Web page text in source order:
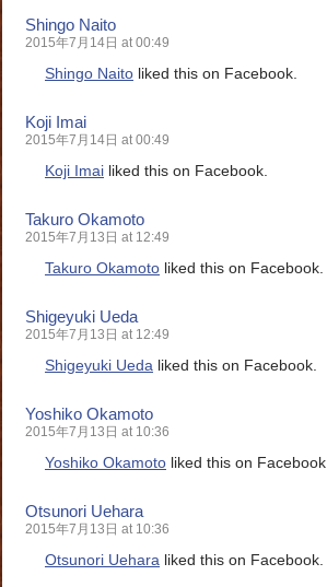
Shingo Naito
2015年7月14日 at 00:49
Shingo Naito liked this on Facebook.
Koji Imai
2015年7月14日 at 00:49
Koji Imai liked this on Facebook.
Takuro Okamoto
2015年7月13日 at 12:49
Takuro Okamoto liked this on Facebook.
Shigeyuki Ueda
2015年7月13日 at 12:49
Shigeyuki Ueda liked this on Facebook.
Yoshiko Okamoto
2015年7月13日 at 10:36
Yoshiko Okamoto liked this on Facebook.
Otsunori Uehara
2015年7月13日 at 10:36
Otsunori Uehara liked this on Facebook.